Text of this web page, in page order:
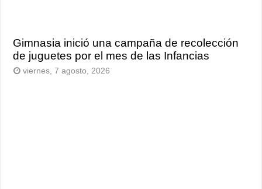
Gimnasia inició una campaña de recolección
de juguetes por el mes de las Infancias
viernes, 7 agosto, 2026